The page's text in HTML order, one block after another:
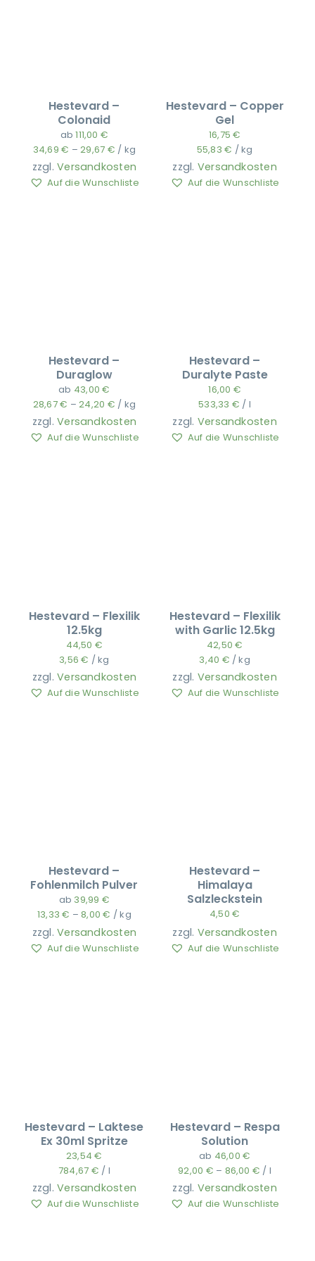
Hestevard –
Colonaid
ab111,00 €
34,69€ –29,67 € / kg
zzgl.Versandkosten
Auf die Wunschliste
Hestevard – Copper
Gel
16,75€
55,83€ /kg
zzgl. Versandkosten
Auf die Wunschliste
Hestevard –
Duraglow
ab 43,00€
28,67€ –24,20 € / kg
zzgl.Versandkosten
Auf die Wunschliste
Hestevard –
Duralyte Paste
16,00 €
533,33 € / l
zzgl. Versandkosten
Auf die Wunschliste
Hestevard – Flexilik
12.5kg
44,50 €
3,56€ /kg
zzgl.Versandkosten
Auf die Wunschliste
Hestevard – Flexilik
with Garlic 12.5kg
42,50€
3,40 € /kg
zzgl. Versandkosten
Auf die Wunschliste
Hestevard –
Fohlenmilch Pulver
ab 39,99 €
13,33€ –8,00€ /kg
zzgl.Versandkosten
Auf die Wunschliste
Hestevard –
Himalaya
Salzleckstein
4,50€
zzgl. Versandkosten
Auf die Wunschliste
Hestevard – Laktese
Ex 30ml Spritze
23,54€
784,67 € / l
zzgl.Versandkosten
Auf die Wunschliste
Hestevard – Respa
Solution
ab 46,00€
92,00 € – 86,00 € / l
zzgl. Versandkosten
Auf die Wunschliste